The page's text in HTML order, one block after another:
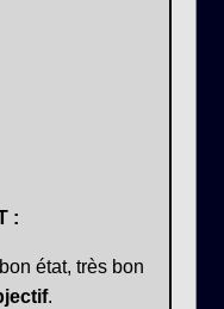
:
état, très bon
.